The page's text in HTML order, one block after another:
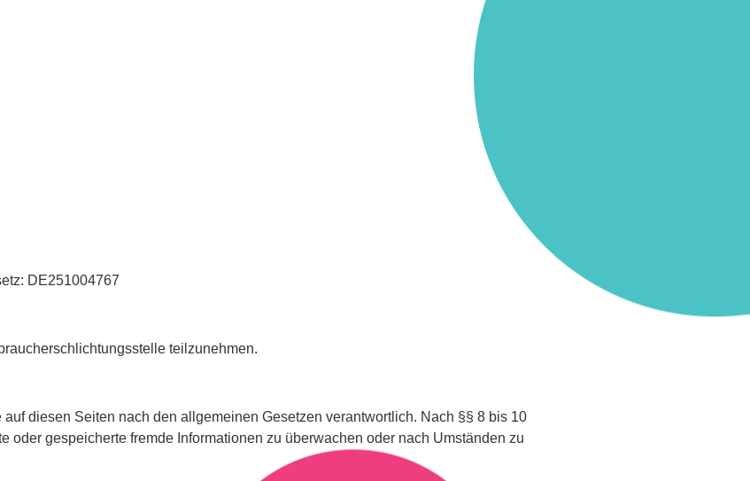
DE251004767
teilzunehmen.
diesen Seiten nach den allgemeinen Gesetzen verantwortlich. Nach §§ 8 bis 10
gespeicherte fremde Informationen zu überwachen oder nach Umständen zu